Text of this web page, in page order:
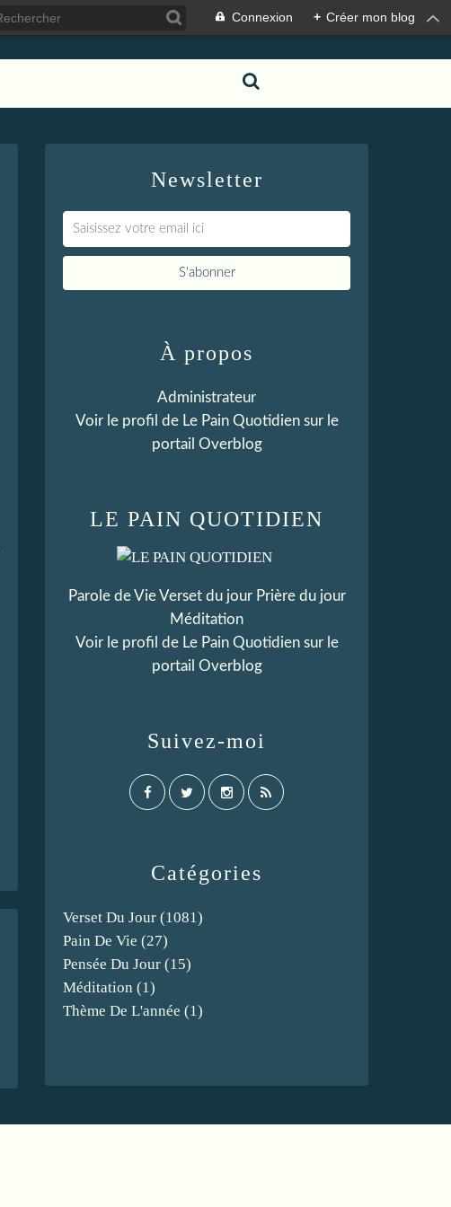
Connexion + Créer mon blog
Newsletter
Catégories
Verset Du Jour (1081)
Pain De Vie (27)
Pensée Du Jour (15)
Méditation (1)
Thème De L'année (1)
LE PAIN QUOTIDIEN
Parole de Vie Verset du jour Prière du jour
Méditation
Voir le profil de Le Pain Quotidiensur le
portail Overblog
Suivez-moi
À propos
Administrateur
Voir le profil de Le Pain Quotidiensur le
portail Overblog